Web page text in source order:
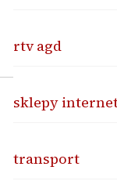
rtv agd
sklepy
transport